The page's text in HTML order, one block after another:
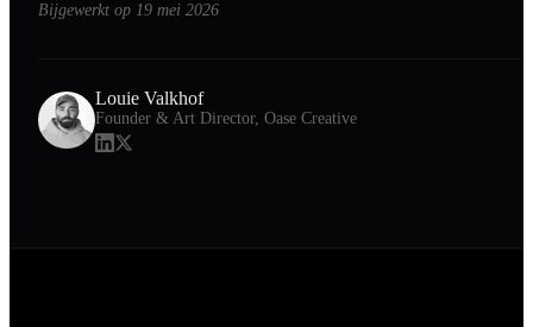
Bijgewerkt op 19 mei 2026
Louie Valkhof
Founder & Art Director, Oase Creative